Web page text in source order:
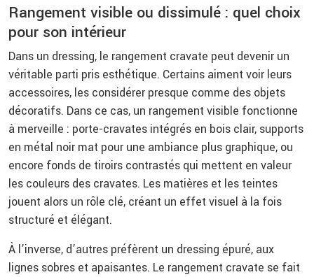
Rangement visible ou dissimulé : quel choix
pour son intérieur
Dans un dressing, le rangement cravate peut devenir un
véritable parti pris esthétique. Certains aiment voir leurs
accessoires, les considérer presque comme des objets
décoratifs. Dans ce cas, un rangement visible fonctionne
à merveille : porte-cravates intégrés en bois clair, supports
en métal noir mat pour une ambiance plus graphique, ou
encore fonds de tiroirs contrastés qui mettent en valeur
les couleurs des cravates. Les matières et les teintes
jouent alors un rôle clé, créant un effet visuel à la fois
structuré et élégant.
À l’inverse, d’autres préfèrent un dressing épuré, aux
lignes sobres et apaisantes. Le rangement cravate se fait